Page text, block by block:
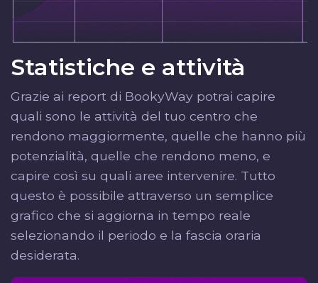
Statistiche e attività
Grazie ai report di BookyWay potrai capire
quali sono le attività del tuo centro che
rendono maggiormente, quelle che hanno più
potenzialità, quelle che rendono meno, e
capire così su quali aree intervenire. Tutto
questo è possibile attraverso un semplice
grafico che si aggiorna in tempo reale
selezionando il periodo e la fascia oraria
desiderata.